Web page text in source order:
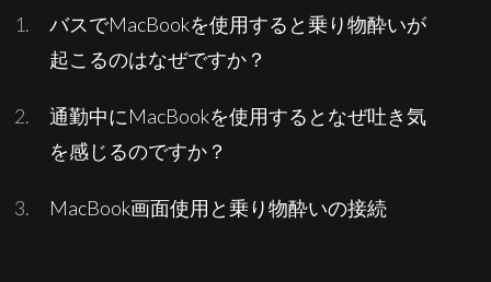
バスでMacBookを使用すると乗り物酔いが
起こるのはなぜですか？
通勤中にMacBookを使用するとなぜ吐き気
を感じるのですか？
MacBook画面使用と乗り物酔いの接続